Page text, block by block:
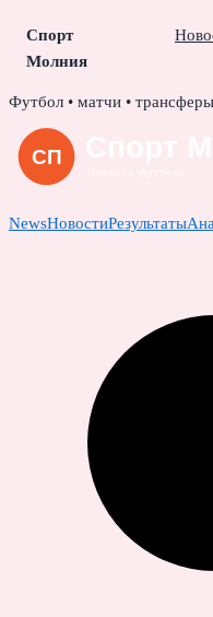
Спорт
Молния
Skip
content
Футбол • матчи • трансферы
NewsНовостиРезультаты